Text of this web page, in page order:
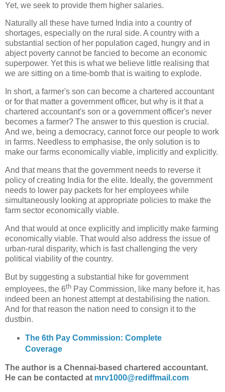
Yet, we seek to provide them higher salaries.
Naturally all these have turned India into a country of
shortages, especially on the rural side. A country with a
substantial section of her population caged, hungry and in
abject poverty cannot be fancied to become an economic
superpower. Yet this is what we believe little realising that
we are sitting on a time-bomb that is waiting to explode.
In short, a farmer's son can become a chartered accountant
or for that matter a government officer, but why is it that a
chartered accountant's son or a government officer's never
becomes a farmer? The answer to this question is crucial.
And we, being a democracy, cannot force our people to work
in farms. Needless to emphasise, the only solution is to
make our farms economically viable, implicitly and explicitly.
And that means that the government needs to reverse it
policy of creating India for the elite. Ideally, the government
needs to lower pay packets for her employees while
simultaneously looking at appropriate policies to make the
farm sector economically viable.
And that would at once explicitly and implicitly make farming
economically viable. That would also address the issue of
urban-rural disparity, which is fast challenging the very
political viability of the country.
But by suggesting a substantial hike for government
employees, the 6th Pay Commission, like many before it, has
indeed been an honest attempt at destabilising the nation.
And for that reason the nation need to consign it to the
dustbin.
The 6th Pay Commission: Complete
Coverage
The author is a Chennai-based chartered accountant.
He can be contacted at mrv1000@rediffmail.com